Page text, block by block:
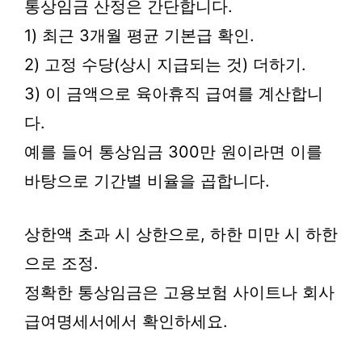
통상임금 산정은 간단합니다.
1) 최근 3개월 평균 기본급 확인.
2) 고정 수당(상시 지급되는 것) 더하기.
3) 이 금액으로 육아휴직 급여를 계산합니
다.
예를 들어 통상임금 300만 원이라면 이를
바탕으로 기간별 비율을 곱합니다.
상한액 초과 시 상한으로, 하한 미만 시 하한
으로 조정.
정확한 통상임금은 고용보험 사이트나 회사
급여명세서에서 확인하세요.